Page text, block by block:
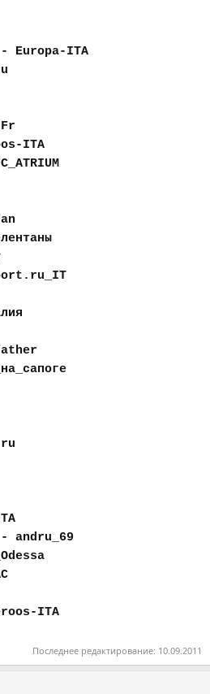
Europa-ITA
ITA
andru_69
ITA
Последнее редактирование: 10.09.2011